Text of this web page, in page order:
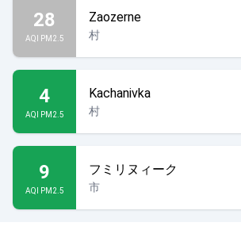
28
AQI PM2.5
Zaozerne
村
4
AQI PM2.5
Kachanivka
村
9
AQI PM2.5
フミリヌィーク
市